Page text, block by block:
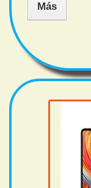
Más